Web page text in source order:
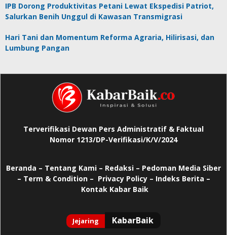
IPB Dorong Produktivitas Petani Lewat Ekspedisi Patriot,
Salurkan Benih Unggul di Kawasan Transmigrasi
Hari Tani dan Momentum Reforma Agraria, Hilirisasi, dan
Lumbung Pangan
Terverifikasi Dewan Pers Administratif & Faktual
Nomor 1213/DP-Verifikasi/K/V/2024
Beranda – Tentang Kami – Redaksi – Pedoman Media Siber
– Term & Condition – Privacy Policy– Indeks Berita –
Kontak Kabar Baik